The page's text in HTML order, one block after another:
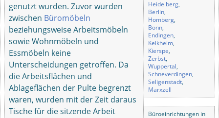
genutzt wurden. Zuvor wurden
zwischen Büromöbeln
beziehungsweise Arbeitsmöbeln
sowie Wohnmöbeln und
Essmöbeln keine
Unterscheidungen getroffen. Da
die Arbeitsflächen und
Ablageflächen der Pulte begrenzt
waren, wurden mit der Zeit daraus
Tische für die sitzende Arbeit
Heidelberg,
Berlin,
Homberg,
Bonn,
Endingen,
Kelkheim,
Kierspe,
Zerbst,
Wuppertal,
Schneverdingen,
Seligenstadt,
Marxzell
Büroeinrichtungen in